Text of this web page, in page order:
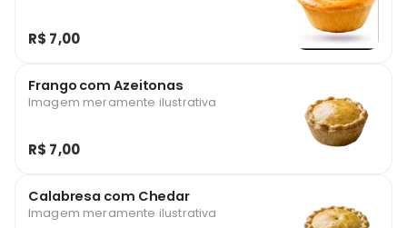
R$ 7,00
Frango com Azeitonas
Imagem meramente ilustrativa
R$ 7,00
Calabresa com Chedar
Imagem meramente ilustrativa